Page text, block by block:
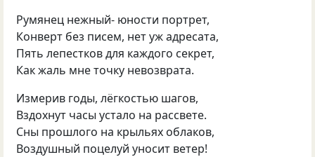
Румянец нежный- юности портрет,
Конверт без писем, нет уж адресата,
Пять лепестков для каждого секрет,
Как жаль мне точку невозврата.
Измерив годы, лёгкостью шагов,
Вздохнут часы устало на рассвете.
Сны прошлого на крыльях облаков,
Воздушный поцелуй уносит ветер!